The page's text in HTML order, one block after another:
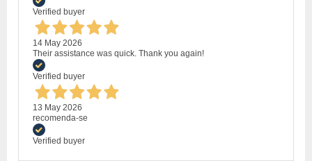
Verified buyer
14 May 2026
Their assistance was quick. Thank you again!
Verified buyer
13 May 2026
recomenda-se
Verified buyer